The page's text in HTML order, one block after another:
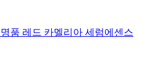
품 레드 카멜리아 세럼에센스